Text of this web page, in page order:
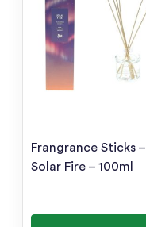
Frangrance Sticks –
Solar Fire – 100ml